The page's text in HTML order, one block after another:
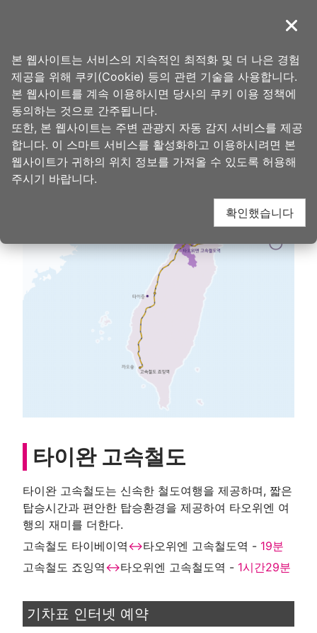
導覽
타이완 고속철도
타이완 고속철도
타이완 고속철도는 신속한 철도여행을 제공하며, 짧은
탑승시간과 편안한 탑승환경을 제공하여 타오위엔 여
행의 재미를 더한다.
고속철도 타이베이역↔타오위엔 고속철도역 - 19분
고속철도 죠잉역↔타오위엔 고속철도역 - 1시간29분
기차표 인터넷 예약
닫기
본 웹사이트는 서비스의 지속적인 최적화 및 더 나은 경험
제공을 위해 쿠키(Cookie) 등의 관련 기술을 사용합니다.
본 웹사이트를 계속 이용하시면 당사의 쿠키 이용 정책에
동의하는 것으로 간주됩니다.
또한, 본 웹사이트는 주변 관광지 자동 감지 서비스를 제공
합니다. 이 스마트 서비스를 활성화하고 이용하시려면 본
웹사이트가 귀하의 위치 정보를 가져올 수 있도록 허용해
주시기 바랍니다.
확인했습니다